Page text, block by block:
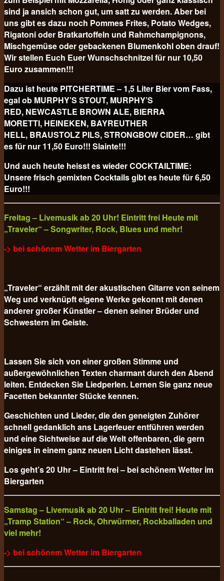
sind ja ansich schon gut, um satt zu werden. Aber bei
uns gibt es dazu noch Pommes Frites, Potato Wedges,
Rigatoni oder Bratkartoffeln und Rahmchampignons,
Mischgemüse oder gebackenen Blumenkohl oben drauf!
Wir stellen Euch Euer Wunschschnitzel für nur 10,50
Euro zusammen!!!
Dazu ist heute PITCHERTIME – 1,5 Liter Bier vom Fass,
egal ob MURPHY’S STOUT, MURPHY’S
RED, NEWCASTLE BROWN ALE, BIERRA
MORETTI, HEINEKEN, BAYREUTHER
HELL, BRAUSTOLZ PILS, STRONGBOW CIDER… gibt
es für nur 11,50 Euro!!! Slainte!!!
Und auch heute heisst es wieder COCKTAILTIME:
Unsere frisch gemixten Cocktails gibt es heute für6,50
Euro!!!
Freitag – Livemusik ab 20 Uhr! Eintritt frei Heute mit
„Traveler“ – Songwriter, Rock, Blues und mehr!
-> bei schönem Wetter im Biergarten
„Traveler“ erzählt mit der akustischen Gitarre von seinem
Weg und verknüpft eigene Werke gekonnt mit denen
anderer großer Künstler – denen seiner Brüder und
Schwestern im Geiste.
Lassen Sie sich von einer großen Stimme und
außergewöhnlichen Texten charmant durch den Abend
leiten. Entdecken Sie Liedperlen. Lernen Sie ganz neue
Facetten bekannter Stücke kennen.
Geschichten und Lieder, die den geneigten Zuhörer
schnell gedanklich ans Lagerfeuer entführen werden
und eine Sichtweise auf die Welt offenbaren, die gern
einiges in einem ganz neuen Licht dastehen lässt.
Los geht’s 20 Uhr – Eintritt frei – bei schönem Wetter im
Biergarten
Samstag – Livemusik ab 20 Uhr – Eintritt frei! Heute mit
„Tramp Station“ – Rock, Ohrwürmer, Rockballaden und
viel mehr!
-> bei schönem Wetter im Biergarten